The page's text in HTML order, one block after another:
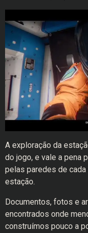
A exploração da
do jogo, e vale a pena
pelas paredes de
estação.
Documentos, fotos e
encontrados onde
construímos pouco a